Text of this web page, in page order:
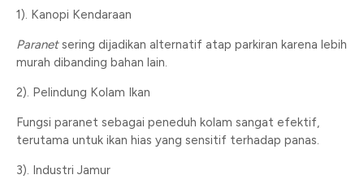
1). Kanopi Kendaraan
Paranetsering dijadikan alternatif atap parkiran karena lebih
murah dibanding bahan lain.
2). Pelindung Kolam Ikan
Fungsi paranet sebagai peneduh kolam sangat efektif,
terutama untuk ikan hias yang sensitif terhadap panas.
3). Industri Jamur